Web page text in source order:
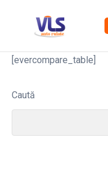
[evercompare_table]
Caută